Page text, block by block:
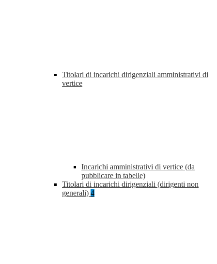
Titolari di incarichi dirigenziali amministrativi di
vertice
Incarichi amministrativi di vertice (da
pubblicare in tabelle)
Titolari di incarichi dirigenziali (dirigenti non
generali) 4